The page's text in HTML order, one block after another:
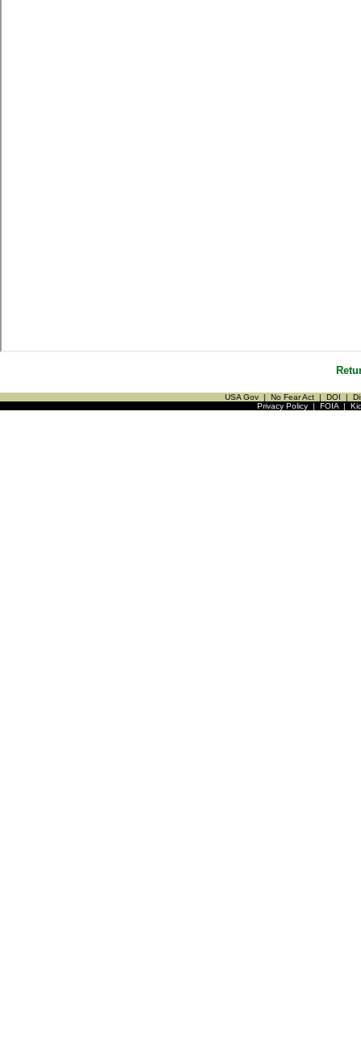
USA Gov | No Fear Act | DOI |
Privacy Policy| FOIA|